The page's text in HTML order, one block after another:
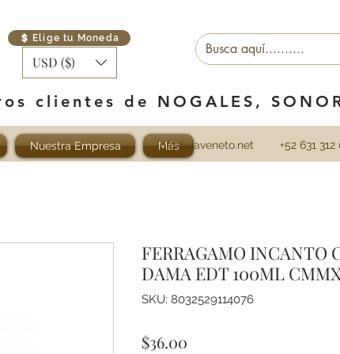
Elige tu Moneda
USD ($)
clientes de NOGALES,
Nuestra Empresa Más
info@viaveneto.net +52 631
FERRAGAMO INCANTO
DAMA EDT 100ML
SKU: 8032529114076
$36.00